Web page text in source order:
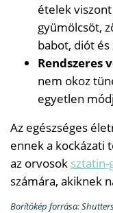
ételek
gyümölcsöt,
babot, diót és
Rendszeres
nem okoz
egyetlen
Az egészséges
ennek a kockázati
az orvosok sztatin-
számára, akiknek
Borítókép forrása: